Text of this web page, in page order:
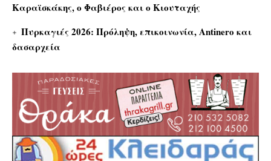
Καραϊσκάκης, ο Φαβιέρος και ο Κιουταχής
Πυρκαγιές 2026: Πρόληψη, επικοινωνία, Antinero και
δασαρχεία